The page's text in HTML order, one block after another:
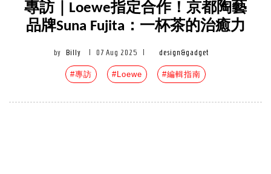
專訪｜Loewe指定合作！京都陶藝
品牌Suna Fujita：一杯茶的治癒力
by Billy 07 Aug 2025 design&gadget
#專訪 #Loewe #編輯指南